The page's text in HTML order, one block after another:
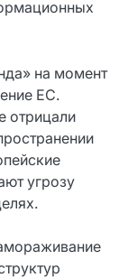
на момент
ЕС.
отрицали
угрозу